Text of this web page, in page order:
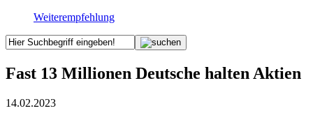
Weiterempfehlung
Fast 13 Millionen Deutsche halten Aktien
14.02.2023